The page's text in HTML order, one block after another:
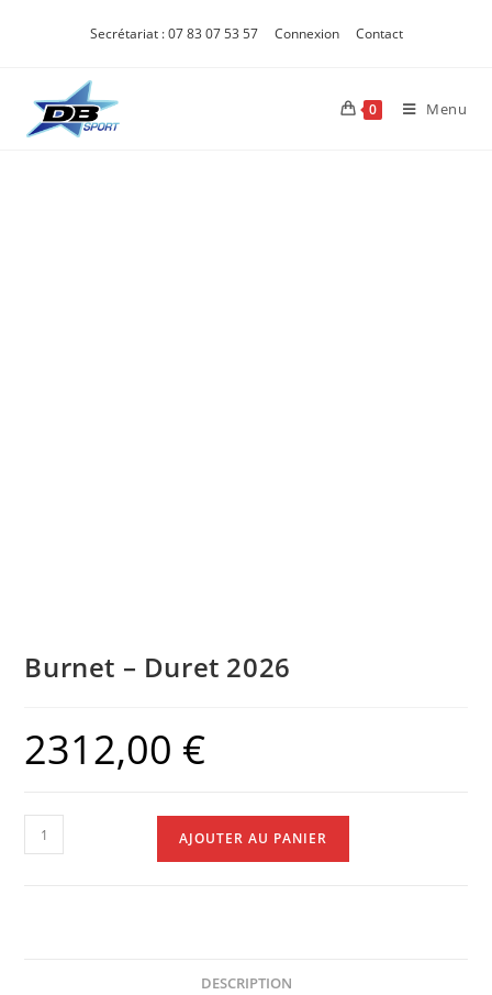
Secrétariat : 07 83 07 53 57 Connexion Contact
0 Menu
Burnet – Duret 2026
2312,00 €
AJOUTER AU PANIER
DESCRIPTION